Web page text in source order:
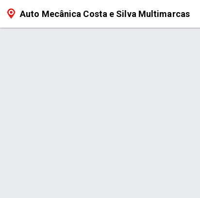
Auto Mecânica Costa e Silva Multimarcas